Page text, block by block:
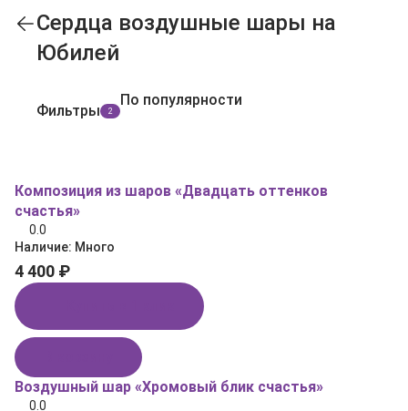
Сердца воздушные шары на
Юбилей
Фильтры 2
По популярности
Композиция из шаров «Двадцать оттенков
счастья»
0.0
Наличие: Много
4 400 ₽
Воздушный шар «Хромовый блик счастья»
0.0